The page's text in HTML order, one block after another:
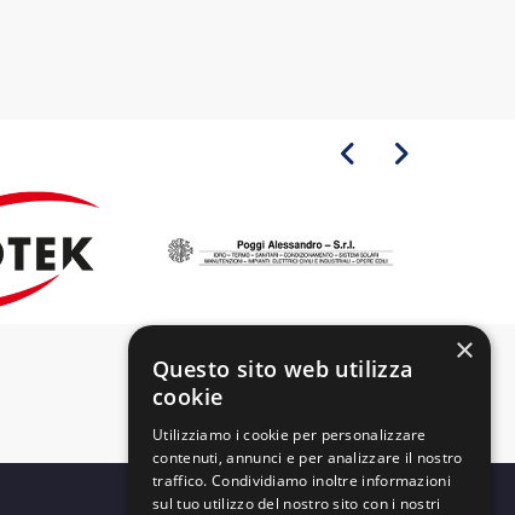
×
Questo sito web utilizza
cookie
Utilizziamo i cookie per personalizzare
contenuti, annunci e per analizzare il nostro
traffico. Condividiamo inoltre informazioni
sul tuo utilizzo del nostro sito con i nostri